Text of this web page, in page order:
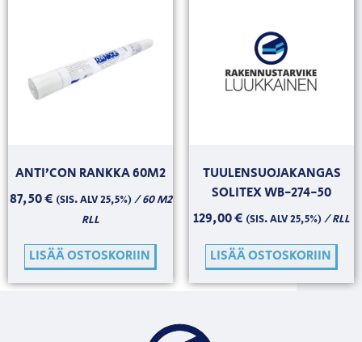
ANTI’CON RANKKA 60M2
87,50€ (SIS. ALV 25,5%)/ 60 M2
RLL
LISÄÄ OSTOSKORIIN
TUULENSUOJAKANGAS
SOLITEX WB-274-50
129,00€ (SIS. ALV 25,5%)/ RLL
LISÄÄ OSTOSKORIIN